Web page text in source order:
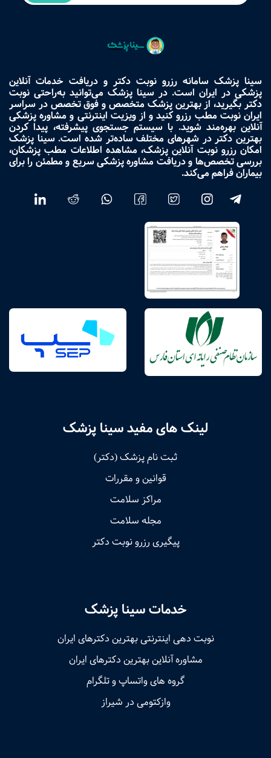
سینا پزشک سامانه رزرو نوبت دکتر و دریافت خدمات آنلاین
پزشکی در ایران است. در سینا پزشک می‌توانید به‌راحتی نوبت
دکتر بگیرید، از بهترین پزشک متخصص و فوق تخصص در سراسر
ایران نوبت مطب رزرو کنید و از ویزیت اینترنتی و مشاوره پزشکی
آنلاین بهره‌مند شوید. با سیستم جستجوی پیشرفته، پیدا کردن
بهترین دکتر در شهرهای مختلف ساده‌تر شده است. سینا پزشک
امکان رزرو نوبت آنلاین پزشک، مشاهده اطلاعات مطب پزشکان،
بررسی تخصص‌ها و دریافت مشاوره پزشکی سریع و مطمئن را برای
بیماران فراهم می‌کند.
لینک های مفید سینا پزشک
ثبت نام پزشک (دکتر)
قوانین و مقررات
مراکز سلامت
مجله سلامت
پیگیری رزرو نوبت دکتر
خدمات سینا پزشک
نوبت‌ دهی اینترنتی بهترین دکترهای ایران
مشاوره آنلاین بهترین دکترهای ایران
گروه های واتساپ و تلگرام
وازکتومی در شیراز